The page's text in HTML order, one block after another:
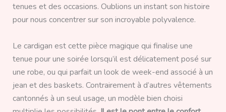
tenues et des occasions. Oublions un instant son histoire
pour nous concentrer sur son incroyable polyvalence.
Le cardigan est cette pièce magique qui finalise une
tenue pour une soirée lorsqu’il est délicatement posé sur
une robe, ou qui parfait un look de week-end associé à un
jean et des baskets. Contrairement à d’autres vêtements
cantonnés à un seul usage, un modèle bien choisi